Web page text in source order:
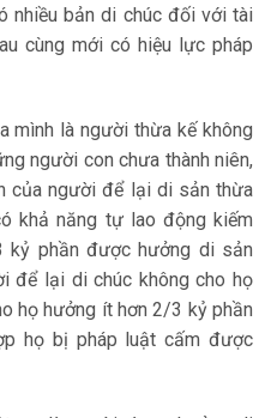
nhiều bản di chúc đối với tài
cùng mới có hiệu lực pháp
mình là người thừa kế không
người con chưa thành niên,
của người để lại di sản thừa
khả năng tự lao động kiếm
phần được hưởng di sản
để lại di chúc không cho họ
họ hưởng ít hơn 2/3 kỷ phần
họ bị pháp luật cấm được